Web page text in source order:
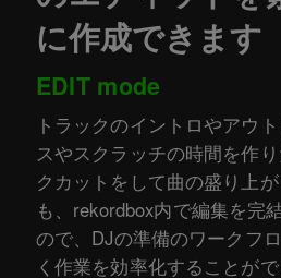
に作成できます
EDIT mode
トラックのイントロやアウ
スやスクラッチの時間を作
クカットをして曲の盛り上
も、rekordbox内で編集を完
ので、DJの準備のワークフ
く作業を効率化することがで